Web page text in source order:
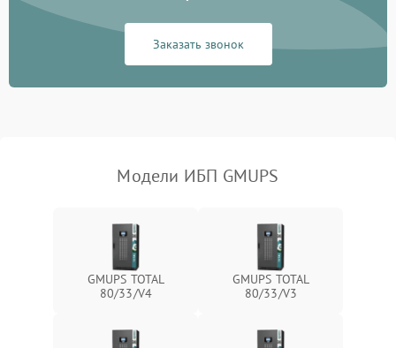
Неисправность системы
1000 ₽
индикаторов
Неисправность системы
Заказать звонок
Модели ИБП GMUPS
GMUPS TOTAL
80/33/V4
GMUPS TOTAL
80/33/V3